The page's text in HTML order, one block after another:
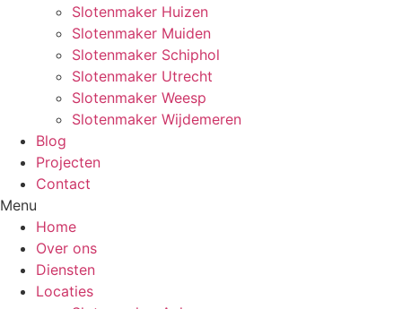
Slotenmaker Huizen
Slotenmaker Muiden
Slotenmaker Schiphol
Slotenmaker Utrecht
Slotenmaker Weesp
Slotenmaker Wijdemeren
Blog
Projecten
Contact
Menu
Home
Over ons
Diensten
Locaties